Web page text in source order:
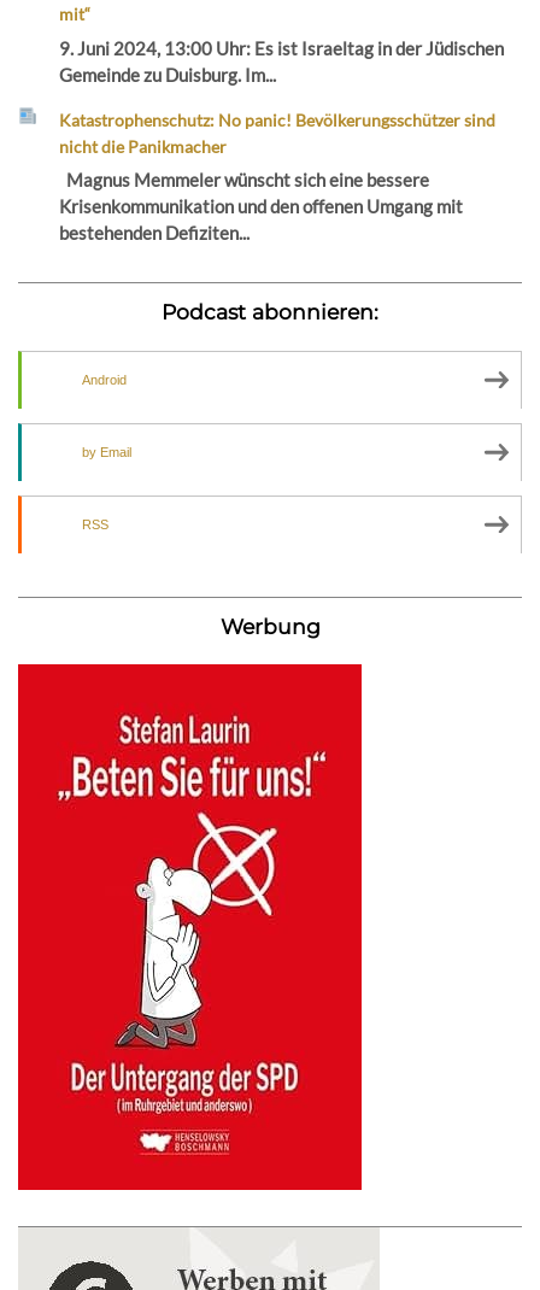
mit“
9. Juni 2024, 13:00 Uhr: Es ist Israeltag in der Jüdischen
Gemeinde zu Duisburg. Im...
Katastrophenschutz: No panic! Bevölkerungsschützer sind
nicht die Panikmacher
Magnus Memmeler wünscht sich eine bessere
Krisenkommunikation und den offenen Umgang mit
bestehenden Defiziten...
Podcast abonnieren:
Android
by Email
RSS
Werbung